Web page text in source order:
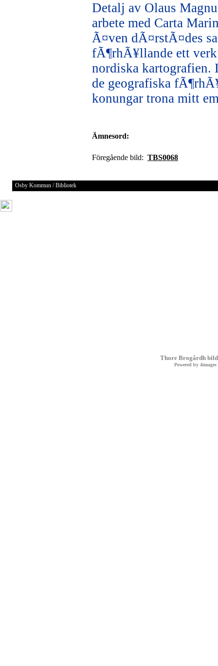
Detalj av Olaus
arbete med Carta
Ã¤ven dÃ¤rstÃ¤des
fÃ¶rhÃ¥llande ett
nordiska kartografien.
de geografiska
konungar trona mitt
Ämnesord:
Föregående bild: TBS0068
Osby Kommun / Bibliotek
Thore Brogårdh
Powered by 4images